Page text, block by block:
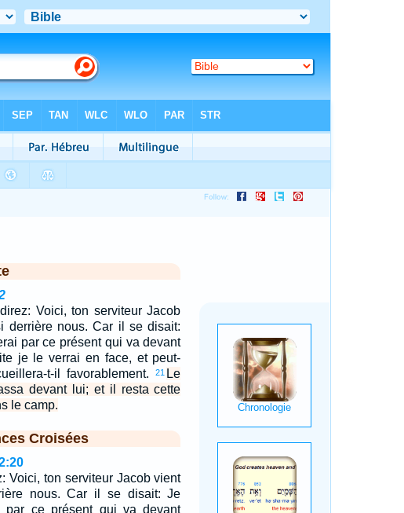
Voici, ton serviteur Jacob
derrière nous. Car il se disait:
par ce présent qui va devant
je le verrai en face, et peut-
t-il favorablement.
21 Le
devant lui; et il resta cette
le camp.
Croisées
Voici, ton serviteur Jacob vient
nous. Car il se disait: Je
par ce présent qui va devant